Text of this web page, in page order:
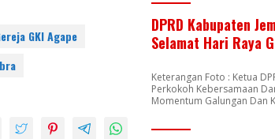
GKI Agape
DPRD Kabupaten
Selamat Hari Raya
Keterangan Foto : Ketua
Perkokoh Kebersamaan
Momentum Galungan Dan